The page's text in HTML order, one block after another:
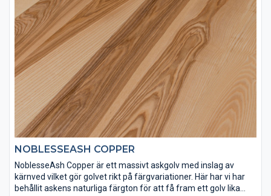
NOBLESSEASH COPPER
NoblesseAsh Copper är ett massivt askgolv med inslag av
kärnved vilket gör golvet rikt på färgvariationer. Här har vi har
behållit askens naturliga färgton för att få fram ett golv lika